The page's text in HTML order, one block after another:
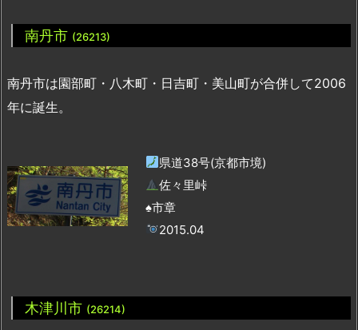
南丹市 (26213)
南丹市は園部町・八木町・日吉町・美山町が合併して2006
年に誕生。
県道38号(京都市境)
佐々里峠
♠市章
2015.04
木津川市 (26214)